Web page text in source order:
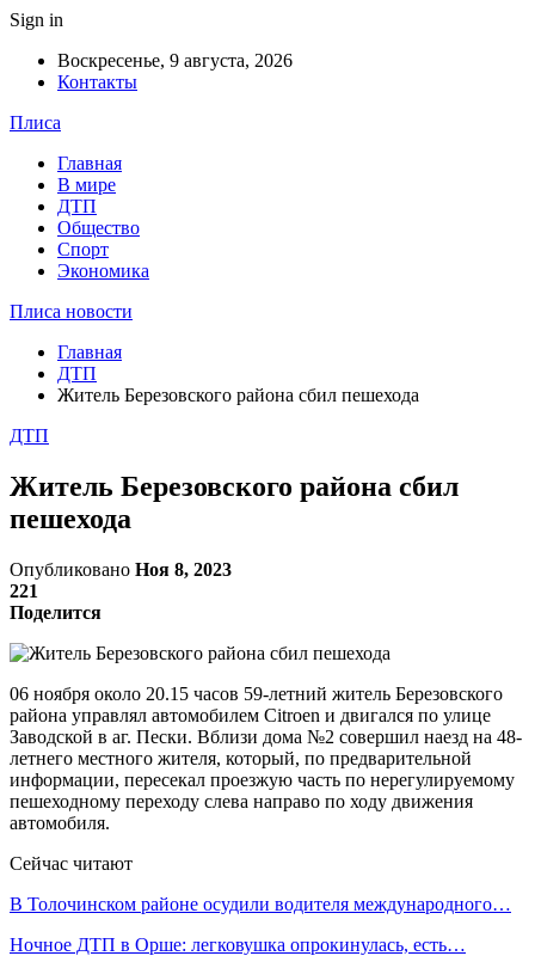
Sign in
Воскресенье, 9 августа, 2026
Контакты
Плиса
Главная
В мире
ДТП
Общество
Спорт
Экономика
Плиса новости
Главная
ДТП
Житель Березовского района сбил пешехода
ДТП
Житель Березовского района сбил
пешехода
Опубликовано Ноя 8, 2023
221
Поделится
06 ноября около 20.15 часов 59-летний житель Березовского
района управлял автомобилем Citroen и двигался по улице
Заводской в аг. Пески. Вблизи дома №2 совершил наезд на 48-
летнего местного жителя, который, по предварительной
информации, пересекал проезжую часть по нерегулируемому
пешеходному переходу слева направо по ходу движения
автомобиля.
Сейчас читают
В Толочинском районе осудили водителя международного…
Ночное ДТП в Орше: легковушка опрокинулась, есть…